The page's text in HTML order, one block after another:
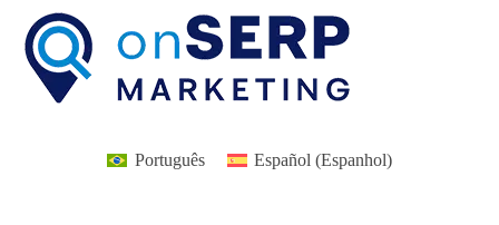
Português Español (Espanhol)